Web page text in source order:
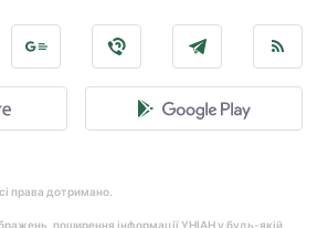
права дотримано.
поширення інформації УНІАН у будь-якій